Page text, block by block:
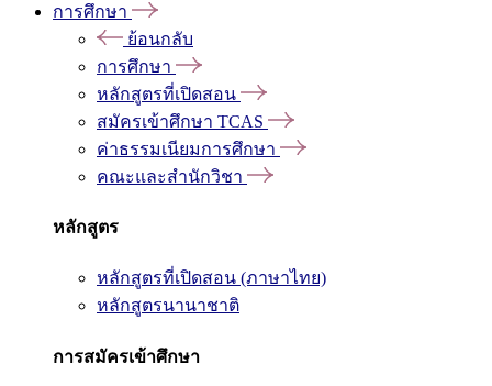
การศึกษา
ย้อนกลับ
การศึกษา
หลักสูตรที่เปิดสอน
สมัครเข้าศึกษา TCAS
ค่าธรรมเนียมการศึกษา
คณะและสำนักวิชา
หลักสูตร
หลักสูตรที่เปิดสอน (ภาษาไทย)
หลักสูตรนานาชาติ
การสมัครเข้าศึกษา